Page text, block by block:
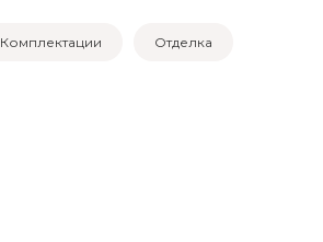
Комплектации Отделка